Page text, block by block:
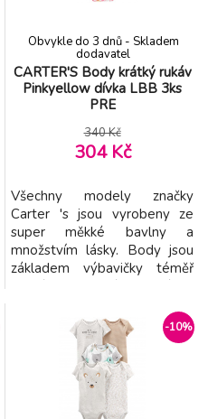
CARTER'S Body krátký rukáv
Pinkyellow dívka LBB 3ks
PRE
Obvykle do 3 dnů - Skladem
dodavatel
340 Kč
304 Kč
Všechny modely značky
Carter 's jsou vyrobeny ze
super měkké bavlny a
množstvím lásky. Body jsou
základem výbavičky téměř
velmi pohodlné na nošení a v
trendy barvách. Vlastnoti: - 3
ks v balení - body má
překryté ramena tzv.
obálkový výstřih - body mají
zpevněný výstřih, aby bez pro
-10%